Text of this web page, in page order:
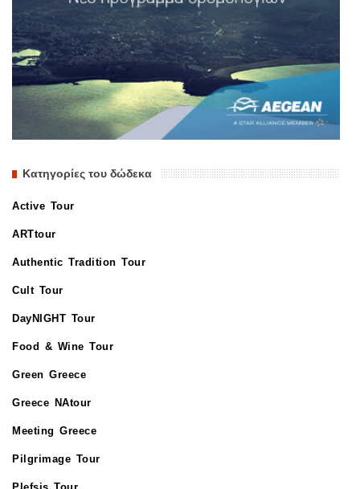
Κατηγορίες του δώδεκα
Active Tour
ARTtour
Authentic Tradition Tour
Cult Tour
DayNIGHT Tour
Food & Wine Tour
Green Greece
Greece NAtour
Meeting Greece
Pilgrimage Tour